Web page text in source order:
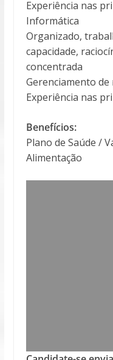
Experiência nas
Informática
Organizado,
capacidade,
concentrada
Gerenciamento de
Experiência nas
Benefícios:
Plano de Saúde /
Alimentação